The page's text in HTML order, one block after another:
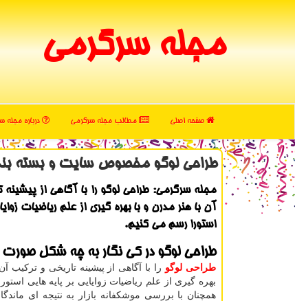
مجله سرگرمی
صفحه اصلی مطالب مجله سرگرمی درباره مجله
طراحی لوگو مخصوص سایت و بسته
مجله سرگرمی: طراحی لوگو را با آگاهی از پیشینه
آن با هنر مدرن و با بهره گیری از علم ریاضیات
استورا رسم می كنیم.
طراحی لوگو در کی نگار به چه شکل صورت
طراحی لوگو را با آگاهی از پیشینه تاریخی و ترکیب
بهره گیری از علم ریاضیات زوایایی بر پایه هایی
همچنان با بررسی موشکفانه بازار به نتیجه ای